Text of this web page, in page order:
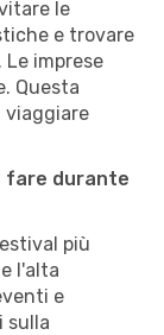
le
e trovare
imprese
Questa
viaggiare
fare durante
più
l'alta
e
sulla